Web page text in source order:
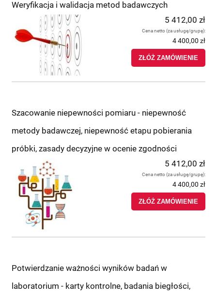
Weryfikacja i walidacja metod badawczych
5 412,00 zł
Cena netto (za usługę/grupę):
4 400,00 zł
ZŁÓŻ ZAMÓWIENIE
Szacowanie niepewności pomiaru - niepewność
metody badawczej, niepewność etapu pobierania
próbki, zasady decyzyjne w ocenie zgodności
5 412,00 zł
Cena netto (za usługę/grupę):
4 400,00 zł
ZŁÓŻ ZAMÓWIENIE
Potwierdzanie ważności wyników badań w
laboratorium - karty kontrolne, badania biegłości,